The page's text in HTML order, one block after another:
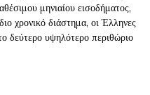
μηνιαίου εισοδήματος,
χρονικό διάστημα, οι Έλληνες
δεύτερο υψηλότερο περιθώριο